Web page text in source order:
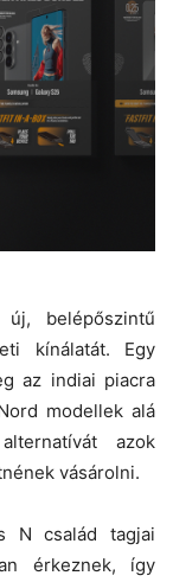
belépőszintű
kínálatát. Egy
az indiai piacra
modellek alá
azok
vásárolni.
N család tagjai
érkeznek, így